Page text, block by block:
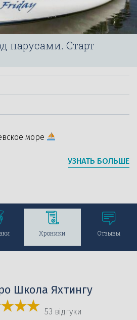
парусами. Старт
море
УЗНАТЬ БОЛЬШЕ
Хроники
Перейти
Отзывы
Перейти
Школа Яхтингу
53 відгуки